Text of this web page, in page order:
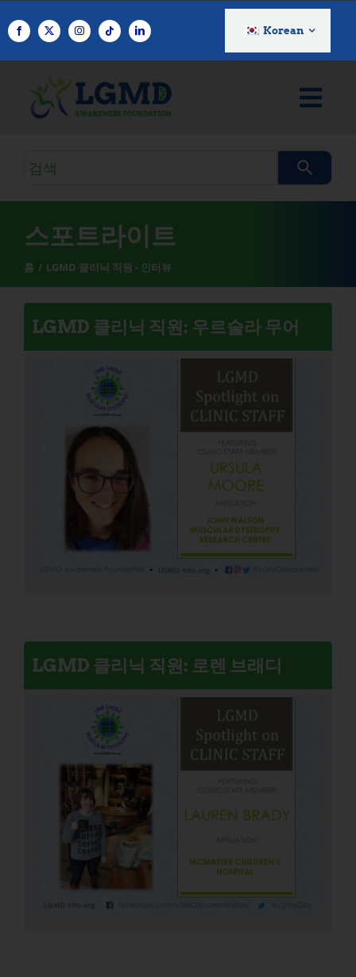
텐
Korean
검
쿼
리
스포트라이트
홈 LGMD 클리닉 직원 - 인터뷰
LGMD 클리닉 직원: 우르술라 무어
LGMD 클리닉 직원: 로렌 브래디